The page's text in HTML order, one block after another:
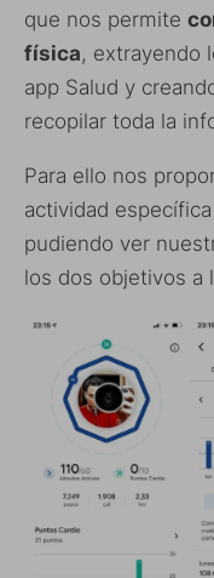
que nos permite
física, extrayendo
app Salud y
recopilar toda la
Para ello nos
actividad
pudiendo ver
los dos objetivos a